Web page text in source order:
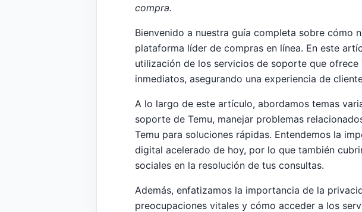
compra.
Bienvenido a nuestra guía completa sobre cómo
plataforma líder de compras en línea. En este
utilización de los servicios de soporte que
inmediatos, asegurando una experiencia de
A lo largo de este artículo, abordamos temas
soporte de Temu, manejar problemas
Temu para soluciones rápidas. Entendemos la
digital acelerado de hoy, por lo que también
sociales en la resolución de tus consultas.
Además, enfatizamos la importancia de la
preocupaciones vitales y cómo acceder a los